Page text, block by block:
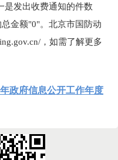
是发出收费通知的件数
金额"0"。北京市国防动
，如需了解更多
政府信息公开工作年度